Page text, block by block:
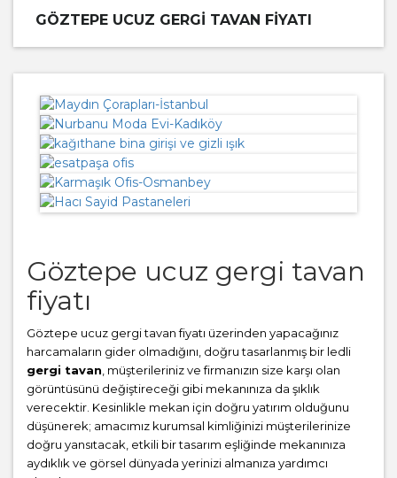
GÖZTEPE UCUZ GERGI TAVAN FIYATI
Göztepe ucuz gergi tavan
fiyatı
Göztepe ucuz gergi tavan fiyatı üzerinden yapacağınız
harcamaların gider olmadığını, doğru tasarlanmış bir ledli
gergi tavan , müşterileriniz ve firmanızın size karşı olan
görüntüsünü değiştireceği gibi mekanınıza da şıklık
verecektir. Kesinlikle mekan için doğru yatırım olduğunu
düşünerek; amacımız kurumsal kimliğinizi müşterilerinize
doğru yansıtacak, etkili bir tasarım eşliğinde mekanınıza
aydıklık ve görsel dünyada yerinizi almanıza yardımcı